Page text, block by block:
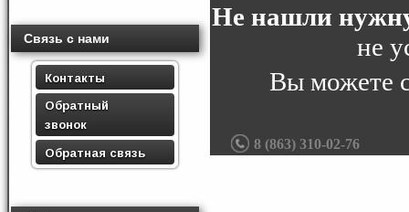
Связь с нами
Контакты
Обратный
звонок
Обратная связь
Не нашли
не
Вы можете
8 (863) 310-02-76